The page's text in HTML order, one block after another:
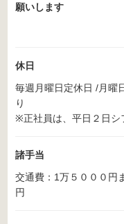
願いします
休日
毎週月曜日定休日 /月
り
※正社員は、平日２日シ
諸手当
交通費：1万５０００
円